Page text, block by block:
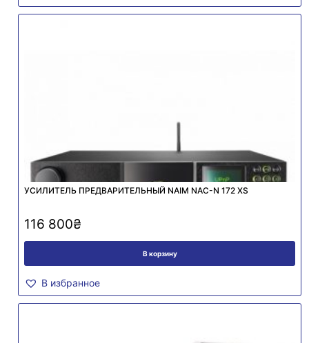
УСИЛИТЕЛЬ ПРЕДВАРИТЕЛЬНЫЙ NAIM NAC-N 172 XS
116 800₴
В корзину
В избранное